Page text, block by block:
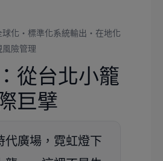
化・標準化系統輸出・在地化
風險管理
從台北小籠
巨擘
代廣場，霓虹燈下